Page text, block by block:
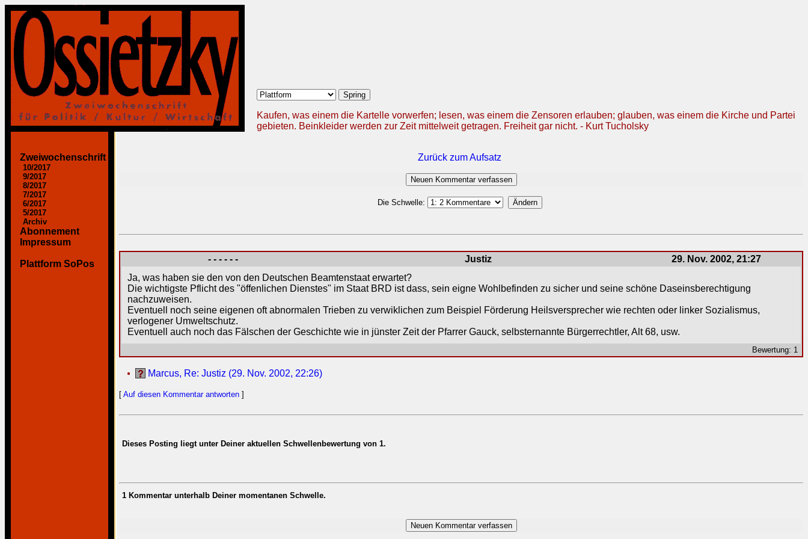
Kaufen, was einem die Kartelle vorwerfen; lesen, was einem die Zensoren erlauben; glauben, was einem die Kirche und Partei
gebieten. Beinkleider werden zur Zeit mittelweit getragen. Freiheit gar nicht. - Kurt Tucholsky
Zweiwochenschrift
10/2017
9/2017
8/2017
7/2017
6/2017
5/2017
Archiv
Abonnement
Impressum
Plattform SoPos
Zurück zum Aufsatz
Die Schwelle:
- - - - - - Justiz
29. Nov. 2002, 21:27
Ja, was haben sie den von den Deutschen Beamtenstaat erwartet?
Die wichtigste Pflicht des "öffenlichen Dienstes" im Staat BRD ist dass, sein eigne Wohlbefinden zu sicher und seine schöne Daseinsberechtigung
nachzuweisen.
Eventuell noch seine eigenen oft abnormalen Trieben zu verwiklichen zum Beispiel Förderung Heilsversprecher wie rechten oder linker Sozialismus,
verlogener Umweltschutz.
Eventuell auch noch das Fälschen der Geschichte wie in jünster Zeit der Pfarrer Gauck, selbsternannte Bürgerrechtler, Alt 68, usw.
Bewertung: 1
Marcus, Re: Justiz (29. Nov. 2002, 22:26)
[ Auf diesen Kommentar antworten ]
Dieses Posting liegt unter Deiner aktuellen Schwellenbewertung von 1.
1 Kommentar unterhalb Deiner momentanen Schwelle.